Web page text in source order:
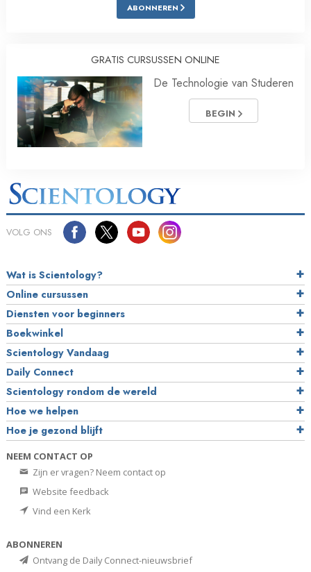
ABONNEREN
GRATIS CURSUSSEN ONLINE
De Technologie van Studeren
BEGIN
VOLG ONS
Wat is Scientology?
Online cursussen
Diensten voor beginners
Boekwinkel
Scientology Vandaag
Daily Connect
Scientology rondom de wereld
Hoe we helpen
Hoe je gezond blijft
NEEM CONTACT OP
Zijn er vragen? Neem contact op
Website feedback
Vind een Kerk
ABONNEREN
Ontvang de Daily Connect-nieuwsbrief